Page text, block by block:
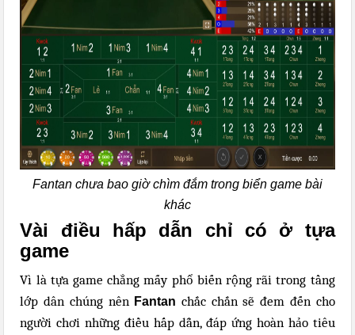
Fantan chưa bao giờ chìm đắm trong biển game bài
khác
Vài điều hấp dẫn chỉ có ở tựa
game
Vì là tựa game chẳng mấy phổ biến rộng rãi trong tầng
lớp dân chúng nên Fantan chắc chắn sẽ đem đến cho
người chơi những điều hấp dẫn, đáp ứng hoàn hảo tiêu